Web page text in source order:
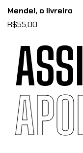
Mendel, o livreiro
R$55,00